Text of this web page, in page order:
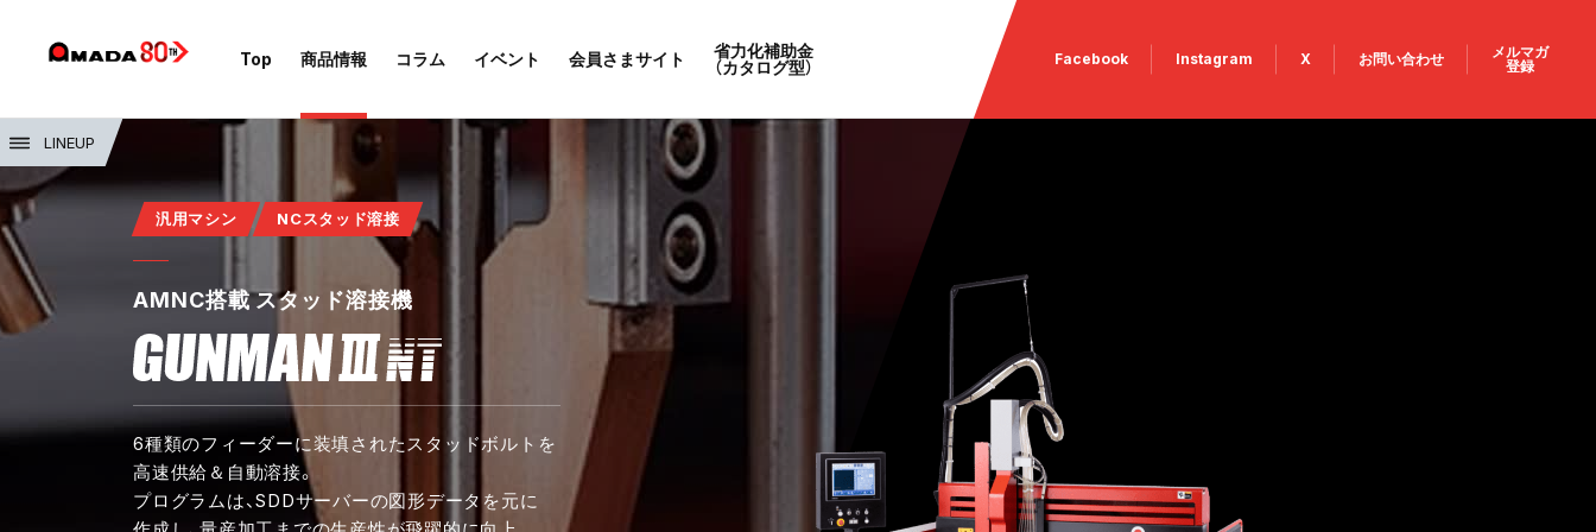
Top 商品情報 コラム イベント 会員さまサイト
省力化補助金
（カタログ型）
Facebook Instagram X お問い合わせ
メルマガ
登録
LINEUP
汎用マシン NCスタッド溶接
AMNC搭載 スタッド溶接機
6種類のフィーダーに装填されたスタッドボルトを
高速供給＆自動溶接。
プログラムは、SDDサーバーの図形データを元に